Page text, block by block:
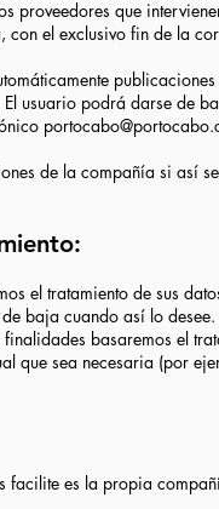
proveedores que
con el exclusivo fin de la
usuario podrá darse de
de la compañía si así
el tratamiento de sus
baja cuando así lo desee.
basaremos el
que sea necesaria (por
facilite es la propia